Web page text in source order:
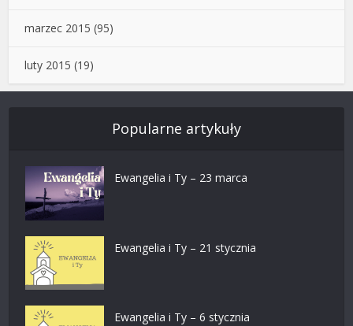
marzec 2015 (95)
luty 2015 (19)
Popularne artykuły
Ewangelia i Ty – 23 marca
Ewangelia i Ty – 21 stycznia
Ewangelia i Ty – 6 stycznia